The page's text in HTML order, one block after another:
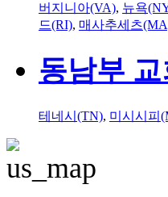
버지니아(VA), 뉴욕
드(RI), 매사추세츠
동남부 교
테네시(TN), 미시시피